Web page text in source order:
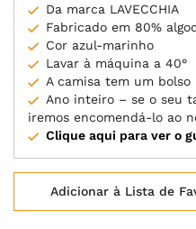
Da marca LAVECCHIA
Fabricado em 80%
Cor azul-marinho
Lavar à máquina a 40°
A camisa tem um bolso
Ano inteiro – se o seu
iremos encomendá-lo ao
Clique aqui para ver o
Adicionar à Lista de